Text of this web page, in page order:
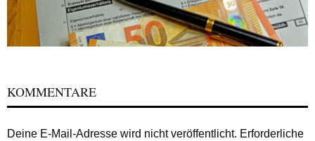
KOMMENTARE
Deine E-Mail-Adresse wird nicht veröffentlicht. Erforderliche